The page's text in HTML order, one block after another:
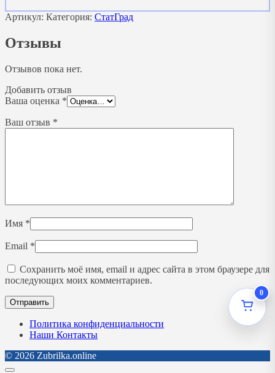
Артикул: Категория: СтатГрад
Отзывы
Отзывов пока нет.
Добавить отзыв
Ваша оценка *
Ваш отзыв *
Имя *
Email *
Сохранить моё имя, email и адрес сайта в этом браузере для
последующих моих комментариев.
Политика конфиденциальности
Наши Контакты
© 2026 Zubrilka.online
0